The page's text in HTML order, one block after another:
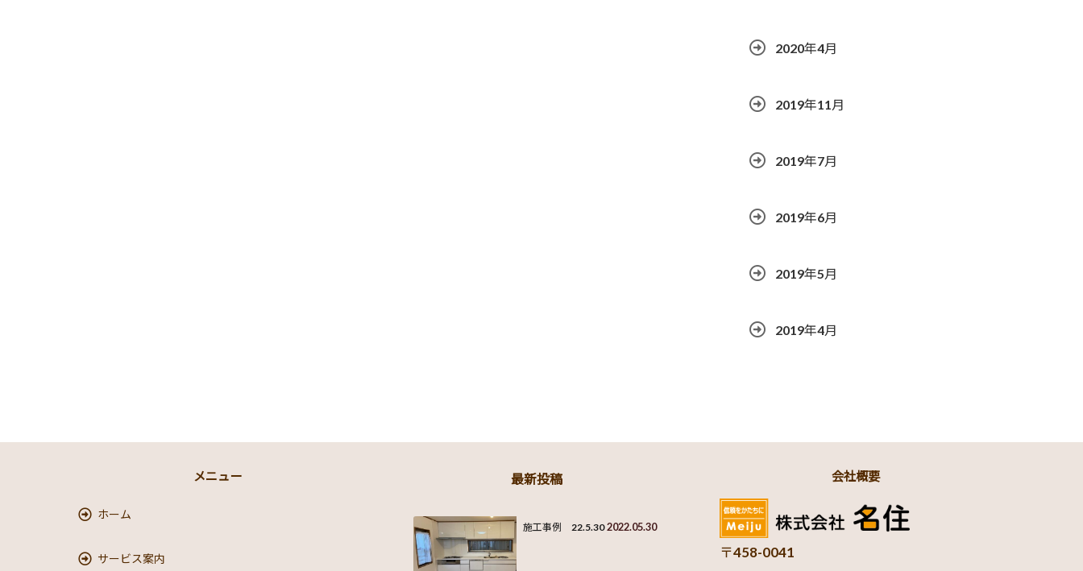
2020年4月
2019年11月
2019年7月
2019年6月
2019年5月
2019年4月
メニュー
ホーム
サービス案内
最新投稿
施工事例 22.5.30 2022.05.30
会社概要
〒458-0041